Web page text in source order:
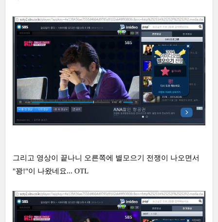
그리고 영상이 끝나니 오른쪽에 별모으기 전쟁이 나오면서
"꽝!"이 나왔네요... OTL